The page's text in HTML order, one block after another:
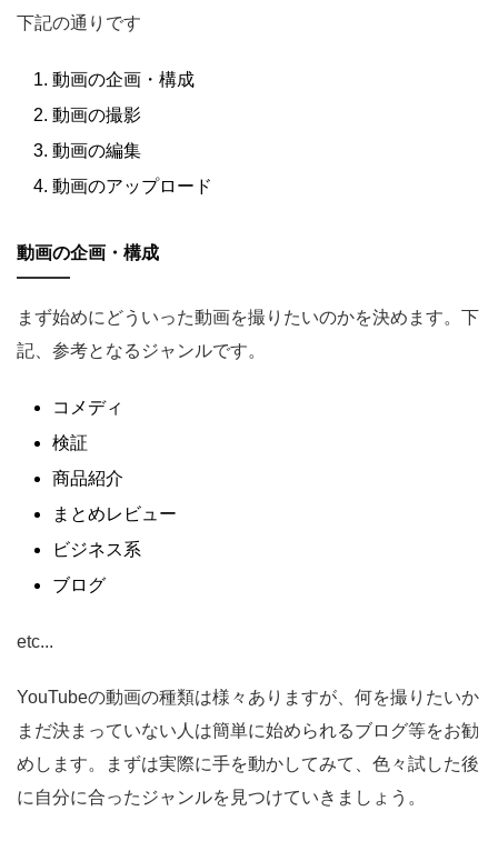
下記の通りです
動画の企画・構成
動画の撮影
動画の編集
動画のアップロード
動画の企画・構成
まず始めにどういった動画を撮りたいのかを決めます。下
記、参考となるジャンルです。
コメディ
検証
商品紹介
まとめレビュー
ビジネス系
ブログ
etc...
YouTubeの動画の種類は様々ありますが、何を撮りたいか
まだ決まっていない人は簡単に始められるブログ等をお勧
めします。まずは実際に手を動かしてみて、色々試した後
に自分に合ったジャンルを見つけていきましょう。